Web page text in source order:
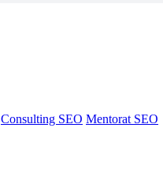
Consulting SEO Mentorat SEO